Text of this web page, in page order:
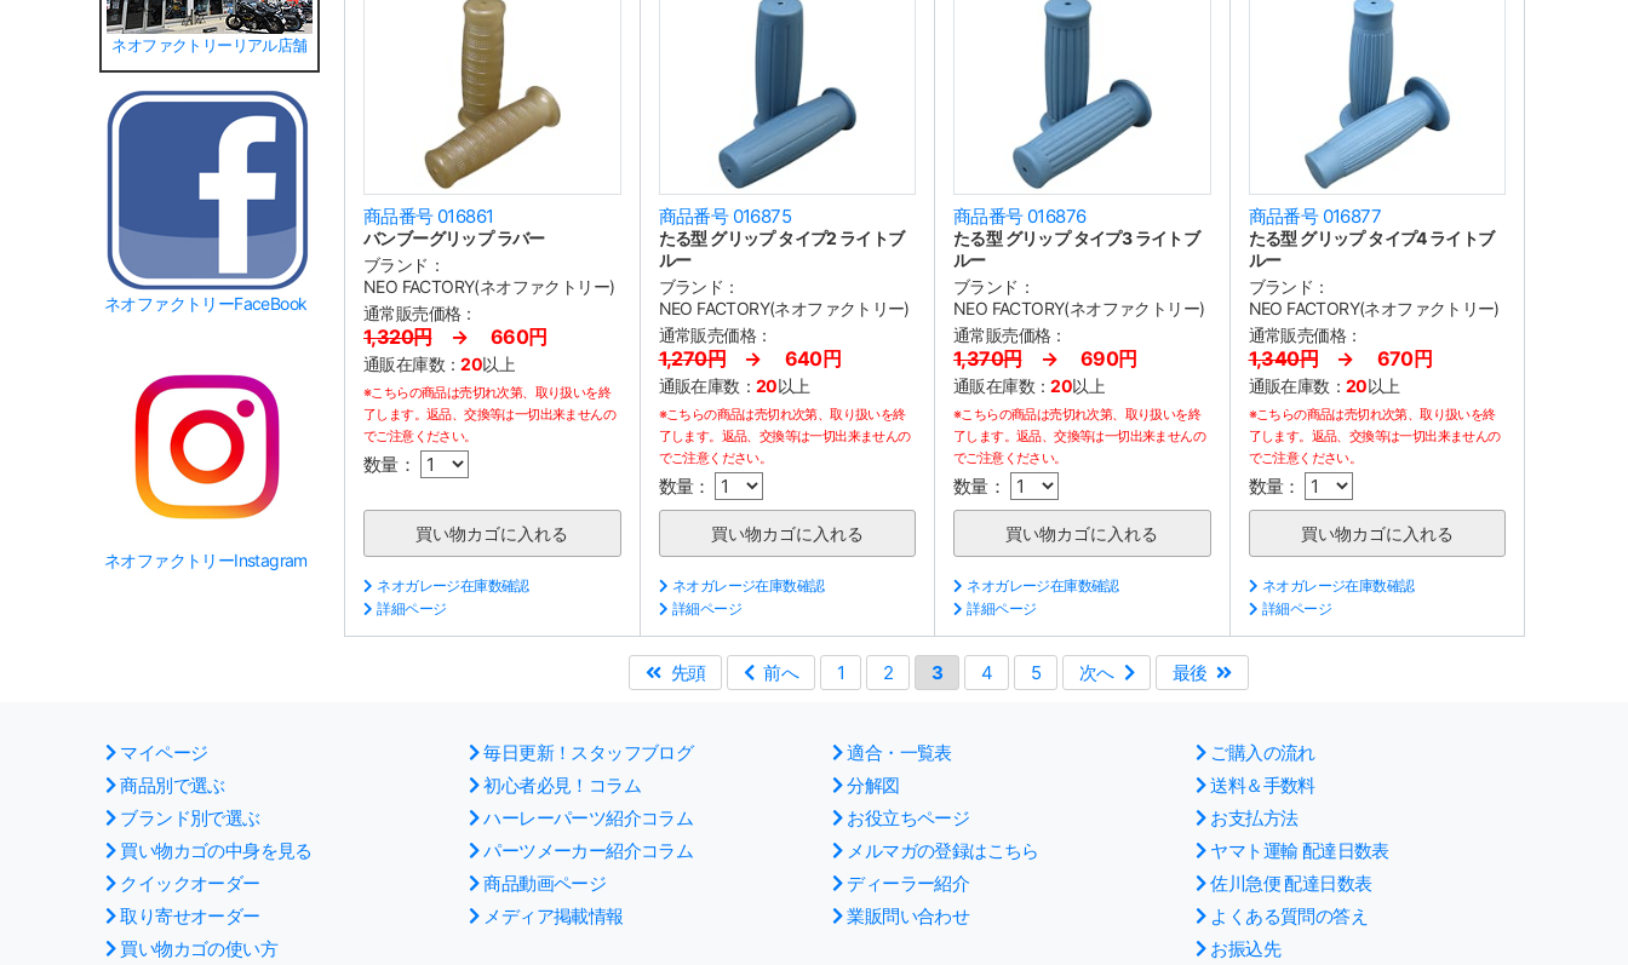
ネオファクトリーリアル店舗
ネオファクトリーFaceBook
ネオファクトリーInstagram
商品番号 016861
バンブーグリップ ラバー
ブランド：
NEO FACTORY(ネオファクトリー)
通常販売価格：
1,320円→ 660円
通販在庫数：20以上
※こちらの商品は売切れ次第、取り扱いを終
了します。返品、交換等は一切出来ませんの
でご注意ください。
数量：
ネオガレージ在庫数確認
詳細ページ
商品番号 016875
たる型 グリップ タイプ2 ライトブ
ルー
ブランド：
NEO FACTORY(ネオファクトリー)
通常販売価格：
1,270円→ 640円
通販在庫数： 20以上
※こちらの商品は売切れ次第、取り扱いを終
了します。返品、交換等は一切出来ませんの
でご注意ください。
数量：
ネオガレージ在庫数確認
詳細ページ
商品番号 016876
たる型 グリップ タイプ3 ライトブ
ルー
ブランド：
NEO FACTORY(ネオファクトリー)
通常販売価格：
1,370円→ 690円
通販在庫数：20以上
※こちらの商品は売切れ次第、取り扱いを終
了します。返品、交換等は一切出来ませんの
でご注意ください。
数量：
ネオガレージ在庫数確認
詳細ページ
商品番号 016877
たる型 グリップ タイプ4 ライトブ
ルー
ブランド：
NEO FACTORY(ネオファクトリー)
通常販売価格：
1,340円→ 670円
通販在庫数： 20以上
※こちらの商品は売切れ次第、取り扱いを終
了します。返品、交換等は一切出来ませんの
でご注意ください。
数量：
ネオガレージ在庫数確認
詳細ページ
先頭 前へ 1 2 3 4 5 次へ 最後
マイページ
商品別で選ぶ
ブランド別で選ぶ
買い物カゴの中身を見る
クイックオーダー
取り寄せオーダー
買い物カゴの使い方
毎日更新！スタッフブログ
初心者必見！コラム
ハーレーパーツ紹介コラム
パーツメーカー紹介コラム
商品動画ページ
メディア掲載情報
適合・一覧表
分解図
お役立ちページ
メルマガの登録はこちら
ディーラー紹介
業販問い合わせ
ご購入の流れ
送料＆手数料
お支払方法
ヤマト運輸 配達日数表
佐川急便 配達日数表
よくある質問の答え
お振込先